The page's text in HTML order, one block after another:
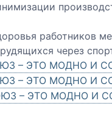
работников
через